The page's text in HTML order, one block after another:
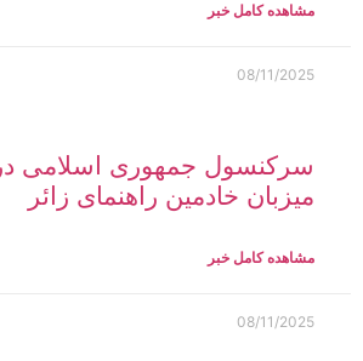
مشاهده کامل خبر
08/11/2025
سرکنسول جمهوری اسلامی در
میزبان خادمین راهنمای زائر
مشاهده کامل خبر
08/11/2025